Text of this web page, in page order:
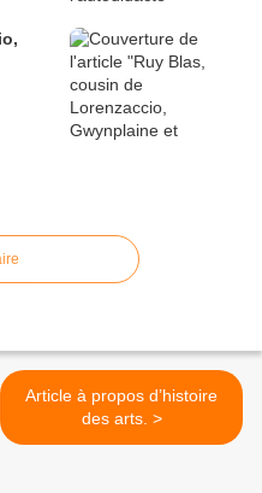
Article à propos d’histoire
des arts. >